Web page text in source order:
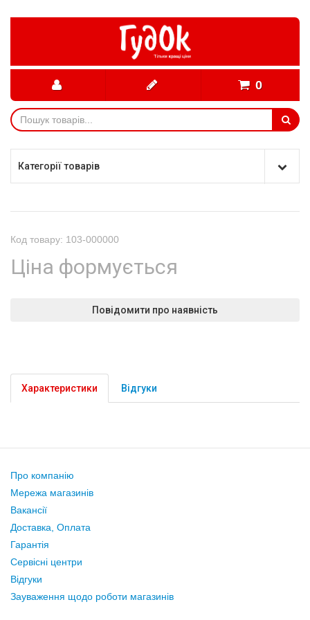
0
Категорії товарів
Код товару: 103-000000
Ціна формується
Повідомити про наявність
Характеристики Відгуки
Про компанію
Мережа магазинів
Вакансії
Доставка, Оплата
Гарантія
Сервісні центри
Відгуки
Зауваження щодо роботи магазинів